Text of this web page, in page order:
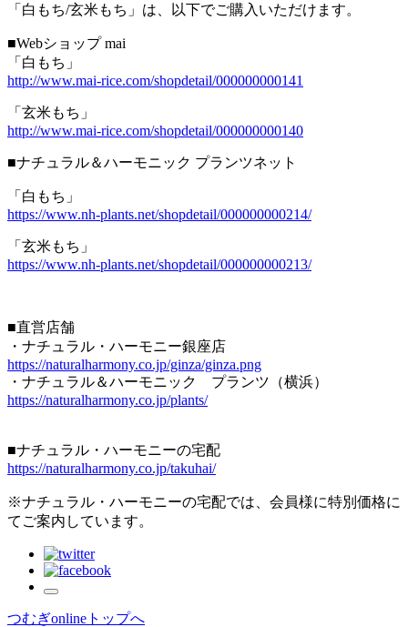
「白もち/玄米もち」は、以下でご購入いただけます。
■Webショップmai
「白もち」
http://www.mai-rice.com/shopdetail/000000000141
「玄米もち」
http://www.mai-rice.com/shopdetail/000000000140
■ナチュラル＆ハーモニック プランツネット
「白もち」
https://www.nh-plants.net/shopdetail/000000000214/
「玄米もち」
https://www.nh-plants.net/shopdetail/000000000213/
■直営店舗
・ナチュラル・ハーモニー銀座店
https://naturalharmony.co.jp/ginza/ginza.png
・ナチュラル＆ハーモニック プランツ（横浜）
https://naturalharmony.co.jp/plants/
■ナチュラル・ハーモニーの宅配
https://naturalharmony.co.jp/takuhai/
※ナチュラル・ハーモニーの宅配では、会員様に特別価格に
てご案内しています。
つむぎonlineトップへ